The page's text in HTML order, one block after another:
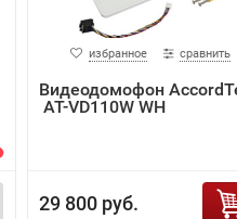
избранное сравнить
Видеодомофон
AT-VD110W WH
29 800 руб.